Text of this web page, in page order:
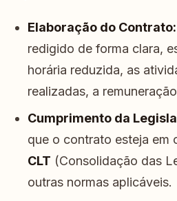
Elaboração do Contrato:
redigido de forma clara,
horária reduzida, as
realizadas, a
Cumprimento da
que o contrato esteja em
CLT (Consolidação das
outras normas aplicáveis.